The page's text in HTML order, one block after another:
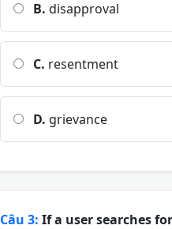
B. disapproval
C. resentment
D. grievance
Câu 3: If a user searches